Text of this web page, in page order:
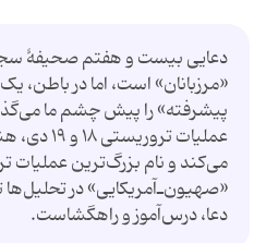
دعایی بیست و هفتم صحیفۀ
«مرزبانان» است، اما در باطن،
پیشرفته» را پیش چشم ما
عملیات
می‌کند و نام بزرگ‌ترین عملیات
«صهیون‌ـ‌آمریکایی» در تحلیل‌ها
دعا، درس‌آموز و راهگشاست.